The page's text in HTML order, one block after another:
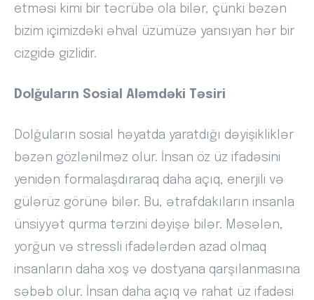
etməsi kimi bir təcrübə ola bilər, çünki bəzən
bizim içimizdəki əhval üzümüzə yansıyan hər bir
cizgidə gizlidir.
Dolğuların Sosial Aləmdəki Təsiri
Dolğuların sosial həyatda yaratdığı dəyişikliklər
bəzən gözlənilməz olur. İnsan öz üz ifadəsini
yenidən formalaşdıraraq daha açıq, enerjili və
gülərüz görünə bilər. Bu, ətrafdakıların insanla
ünsiyyət qurma tərzini dəyişə bilər. Məsələn,
yorğun və stressli ifadələrdən azad olmaq
insanların daha xoş və dostyana qarşılanmasına
səbəb olur. İnsan daha açıq və rahat üz ifadəsi